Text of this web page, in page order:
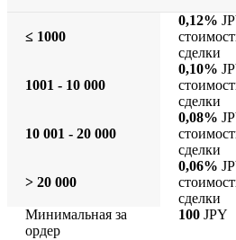
≤ 1000
0,12%
сделки
1001 - 10 000
0,10%
сделки
10 001 - 20 000
0,08%
сделки
> 20 000
0,06%
сделки
Минимальная за
ордер
100 JPY